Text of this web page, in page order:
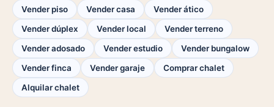
Vender piso Vender casa
Vender ático
Vender dúplex
Vender local
Vender terreno
Vender adosado
Vender estudio
Vender bungalow
Vender finca
Vender garaje
Comprar chalet
Alquilar chalet